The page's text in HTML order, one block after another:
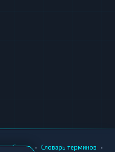
обмена • Словарь терминов •